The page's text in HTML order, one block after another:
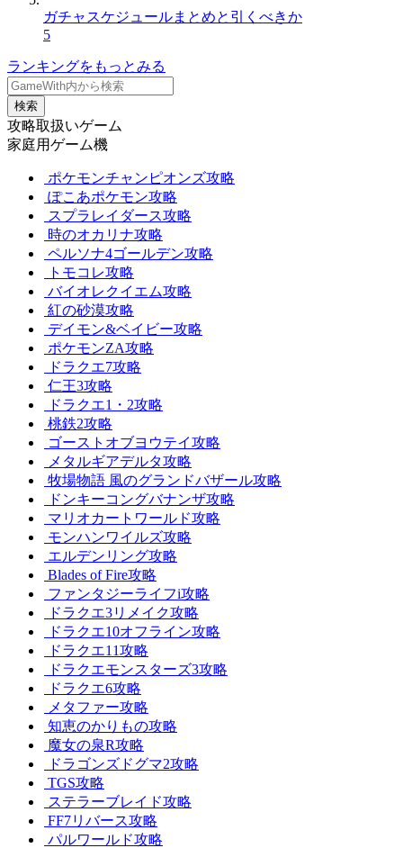
ガチャスケジュールまとめと引くべきか
5
ランキングをもっとみる
検索
攻略取扱いゲーム
家庭用ゲーム機
ポケモンチャンピオンズ攻略
ぽこあポケモン攻略
スプラレイダース攻略
時のオカリナ攻略
ペルソナ4ゴールデン攻略
トモコレ攻略
バイオレクイエム攻略
紅の砂漠攻略
デイモン&ベイビー攻略
ポケモンZA攻略
ドラクエ7攻略
仁王3攻略
ドラクエ1・2攻略
桃鉄2攻略
ゴーストオブヨウテイ攻略
メタルギアデルタ攻略
牧場物語 風のグランドバザール攻略
ドンキーコングバナンザ攻略
マリオカートワールド攻略
モンハンワイルズ攻略
エルデンリング攻略
Blades of Fire攻略
ファンタジーライフi攻略
ドラクエ3リメイク攻略
ドラクエ10オフライン攻略
ドラクエ11攻略
ドラクエモンスターズ3攻略
ドラクエ6攻略
メタファー攻略
知恵のかりもの攻略
魔女の泉R攻略
ドラゴンズドグマ2攻略
TGS攻略
ステラーブレイド攻略
FF7リバース攻略
パルワールド攻略